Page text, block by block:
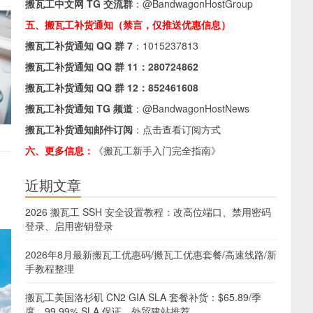
搬瓦工中文网 TG 交流群 ： @BandwagonHostGroup
五、搬瓦工补货通知（禁言，仅推送优惠信息）
搬瓦工补货通知 QQ 群 7 ： 1015237813
搬瓦工补货通知 QQ 群 11： 280724862
搬瓦工补货通知 QQ 群 12： 852461608
搬瓦工补货通知 TG 频道 ： @BandwagonHostNews
搬瓦工补货通知邮件订阅 ： 点击查看订阅方式
六、更多信息：
《搬瓦工新手入门完全指南》
近期文章
2026 搬瓦工 SSH 安全设置教程：改高位端口、禁用密码
登录、启用密钥登录
2026年8月最新搬瓦工优惠码/搬瓦工优惠套餐/高速线路/新
手教程整理
搬瓦工美国洛杉矶 CN2 GIA SLA 套餐补货：$65.89/季